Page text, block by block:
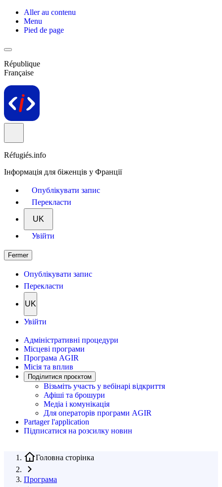
Aller au contenu
Menu
Pied de page
République
Française
Réfugiés.info
Інформація для біженців у Франції
Опублікувати запис
Перекласти
UK
Увійти
Fermer
Опублікувати запис
Перекласти
UK
Увійти
Адміністративні процедури
Місцеві програми
Програма AGIR
Місія та вплив
Поділитися проєктом
Візьміть участь у вебінарі відкриття
Афіші та брошури
Медіа і комунікація
Для операторів програми AGIR
Partager l'application
Підписатися на розсилку новин
Головна сторінка
Програма